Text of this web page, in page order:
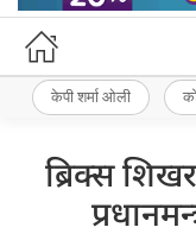
केपी शर्मा ओली
ब्रिक्स